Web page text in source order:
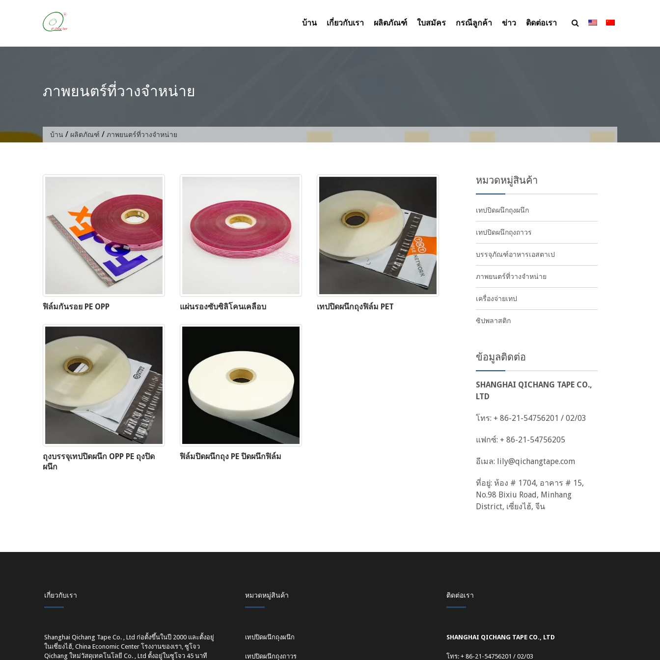
บ้าน เกี่ยวกับเรา ผลิตภัณฑ์ ใบสมัคร กรณีลูกค้า ข่าว ติดต่อเรา
ภาพยนตร์ที่วางจำหน่าย
บ้าน / ผลิตภัณฑ์ / ภาพยนตร์ที่วางจำหน่าย
ฟิล์มกันรอย PE OPP แผ่นรองซับซิลิโคนเคลือบ เทปปิดผนึกถุงฟิล์ม PET
ถุงบรรจุเทปปิดผนึก OPP PE ถุงปิด
ผนึก
ฟิล์มปิดผนึกถุง PE ปิดผนึกฟิล์ม
หมวดหมู่สินค้า
เทปปิดผนึกถุงผนึก
เทปปิดผนึกถุงถาวร
บรรจุภัณฑ์อาหารเอสตาเป
ภาพยนตร์ที่วางจำหน่าย
เครื่องจ่ายเทป
ซิปพลาสติก
ข้อมูลติดต่อ
SHANGHAI QICHANG TAPE CO.,
LTD
โทร: + 86-21-54756201 / 02/03
แฟกซ์: + 86-21-54756205
อีเมล: lily@qichangtape.com
ที่อยู่: ห้อง # 1704, อาคาร # 15,
No.98 Bixiu Road, Minhang
District, เซี่ยงไฮ้, จีน
เกี่ยวกับเรา
Shanghai Qichang Tape Co. , Ltd ก่อตั้งขึ้นในปี 2000 และตั้งอยู่
ในเซี่ยงไฮ้, China Economic Center โรงงานของเรา, ซูโจว
Qichang ใหม่วัสดุเทคโนโลยี Co. , Ltd ตั้งอยู่ในซูโจว 45 นาที
หมวดหมู่สินค้า
เทปปิดผนึกถุงผนึก
เทปปิดผนึกถุงถาวร
ติดต่อเรา
SHANGHAI QICHANG TAPE CO., LTD
โทร: + 86-21-54756201 / 02/03